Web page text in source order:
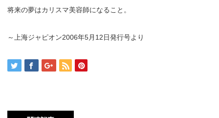
将来の夢はカリスマ美容師になること。
～上海ジャピオン2006年5月12日発行号より